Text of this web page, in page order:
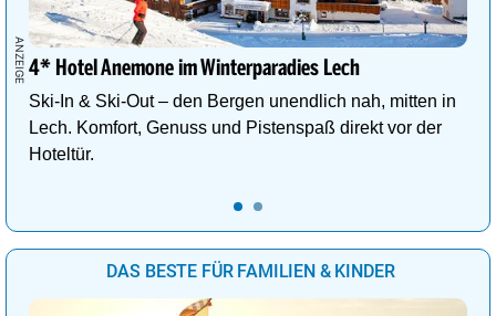
4* Hotel Anemone im Winterparadies Lech
Ski-In & Ski-Out – den Bergen unendlich nah, mitten in
Lech. Komfort, Genuss und Pistenspaß direkt vor der
Hoteltür.
DAS BESTE FÜR FAMILIEN & KINDER